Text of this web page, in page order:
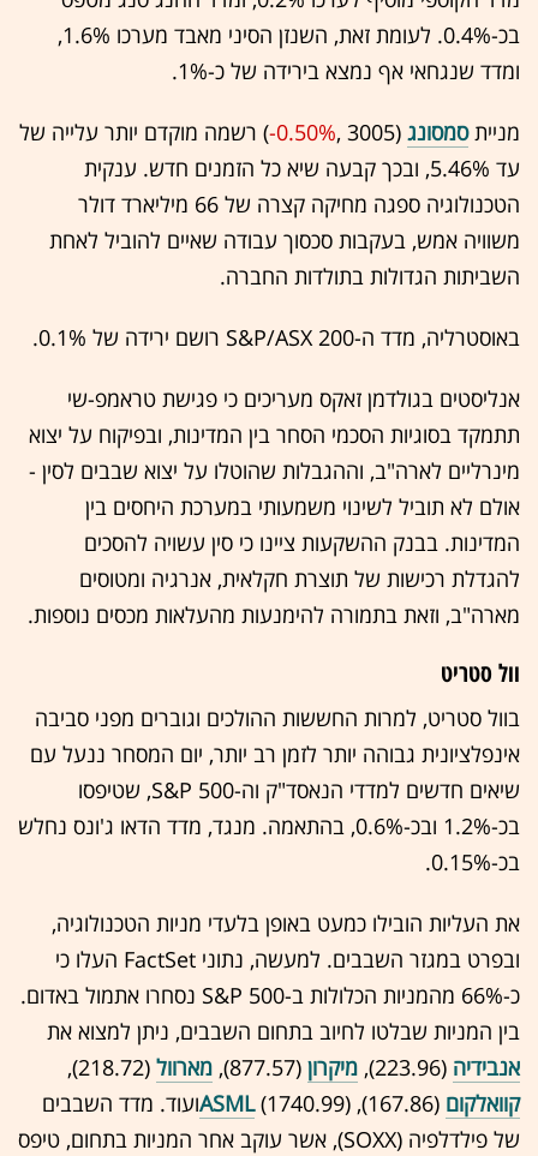
בכ-0.4%. לעומת זאת, השנזן הסיני מאבד מערכו 1.6%,
ומדד שנגחאי אף נמצא בירידה של כ-1%.
מנייתסמסונג (3005 ,‎
-0.50%‏) רשמה מוקדם יותר עלייה של
עד 5.46%, ובכך קבעה שיא כל הזמנים חדש. ענקית
הטכנולוגיה ספגה מחיקה קצרה של 66 מיליארד דולר
משוויה אמש, בעקבות סכסוך עבודה שאיים להוביל לאחת
השביתות הגדולות בתולדות החברה.
באוסטרליה, מדד ה-S&P/ASX 200 רושם ירידה של 0.1%.
אנליסטים בגולדמן זאקס מעריכים כי פגישת טראמפ-שי
תתמקד בסוגיות הסכמי הסחר בין המדינות, ובפיקוח על יצוא
מינרליים לארה"ב, וההגבלות שהוטלו על יצוא שבבים לסין -
אולם לא תוביל לשינוי משמעותי במערכת היחסים בין
המדינות. בבנק ההשקעות ציינו כי סין עשויה להסכים
להגדלת רכישות של תוצרת חקלאית, אנרגיה ומטוסים
מארה"ב, וזאת בתמורה להימנעות מהעלאות מכסים נוספות.
וול סטריט
בוול סטריט, למרות החששות ההולכים וגוברים מפני סביבה
אינפלציונית גבוהה יותר לזמן רב יותר, יום המסחר ננעל עם
שיאים חדשים למדדי הנאסד"ק וה-S&P 500, שטיפסו
בכ-1.2% ובכ-0.6%, בהתאמה. מנגד, מדד הדאו ג'ונס נחלש
בכ-0.15%.
את העליות הובילו כמעט באופן בלעדי מניות הטכנולוגיה,
ובפרט במגזר השבבים. למעשה, נתוני FactSet העלו כי
כ-66% מהמניות הכלולות ב-S&P 500 נסחרו אתמול באדום.
בין המניות שבלטו לחיוב בתחום השבבים, ניתן למצוא את
אנבידיה (223.96), מיקרון (877.57), מארוול (218.72),
קוואלקום (167.86),
ASML(1740.99)ועוד. מדד השבבים
של פילדלפיה (SOXX), אשר עוקב אחר המניות בתחום, טיפס